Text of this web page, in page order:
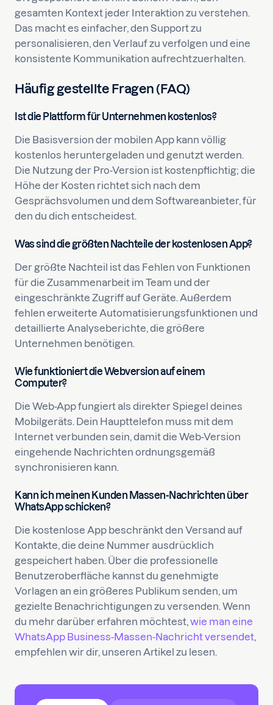
gesamten Kontext jeder Interaktion zu verstehen.
Das macht es einfacher, den Support zu
personalisieren, den Verlauf zu verfolgen und eine
konsistente Kommunikation aufrechtzuerhalten.
Häufig gestellte Fragen (FAQ)
Ist die Plattform für Unternehmen kostenlos?
Die Basisversion der mobilen App kann völlig
kostenlos heruntergeladen und genutzt werden.
Die Nutzung der Pro-Version ist kostenpflichtig; die
Höhe der Kosten richtet sich nach dem
Gesprächsvolumen und dem Softwareanbieter, für
den du dich entscheidest.
Was sind die größten Nachteile der kostenlosen App?
Der größte Nachteil ist das Fehlen von Funktionen
für die Zusammenarbeit im Team und der
eingeschränkte Zugriff auf Geräte. Außerdem
fehlen erweiterte Automatisierungsfunktionen und
detaillierte Analyseberichte, die größere
Unternehmen benötigen.
Wie funktioniert die Webversion auf einem
Computer?
Die Web-App fungiert als direkter Spiegel deines
Mobilgeräts. Dein Haupttelefon muss mit dem
Internet verbunden sein, damit die Web-Version
eingehende Nachrichten ordnungsgemäß
synchronisieren kann.
Kann ich meinen Kunden Massen-Nachrichten über
WhatsApp schicken?
Die kostenlose App beschränkt den Versand auf
Kontakte, die deine Nummer ausdrücklich
gespeichert haben. Über die professionelle
Benutzeroberfläche kannst du genehmigte
Vorlagen an ein größeres Publikum senden, um
gezielte Benachrichtigungen zu versenden. Wenn
du mehr darüber erfahren möchtest,wie man eine
WhatsApp Business-Massen-Nachricht versendet,
empfehlen wir dir, unseren Artikel zu lesen.